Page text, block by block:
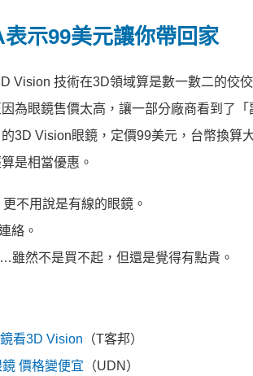
示99美元讓你帶回家
Vision 技術在3D領域算是數一數二的佼
為眼鏡售價太高，讓一部分廠商看到了
的3D Vision眼鏡，定價99美元，台幣換
是相當優惠。
不用說是有線的眼鏡。
絡。
然不是買不起，但還是覺得有點貴。
看3D Vision （T客邦）
價格變便宜 （UDN）